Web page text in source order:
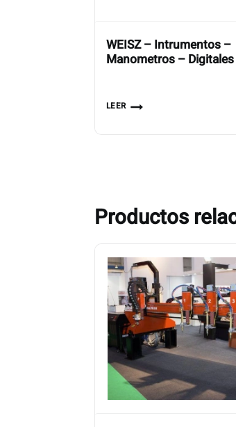
WEISZ – Intrumentos –
Manometros – Digitales
LEER
Productos